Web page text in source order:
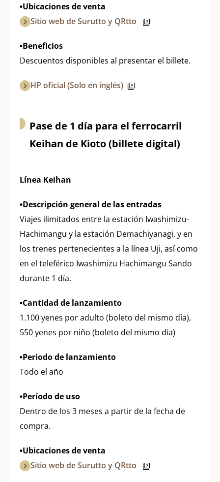
•Ubicaciones de venta
Sitio web de Surutto y QRtto
•Beneficios
Descuentos disponibles al presentar el billete.
HP oficial (Solo en inglés)
Pase de 1 día para el ferrocarril
Keihan de Kioto (billete digital)
Línea Keihan
•Descripción general de las entradas
Viajes ilimitados entre la estación Iwashimizu-
Hachimangu y la estación Demachiyanagi, y en
los trenes pertenecientes a la línea Uji, así como
en el teleférico Iwashimizu Hachimangu Sando
durante 1 día.
•Cantidad de lanzamiento
1.100 yenes por adulto (boleto del mismo día),
550 yenes por niño (boleto del mismo día)
•Periodo de lanzamiento
Todo el año
•Período de uso
Dentro de los 3 meses a partir de la fecha de
compra.
•Ubicaciones de venta
Sitio web de Surutto y QRtto